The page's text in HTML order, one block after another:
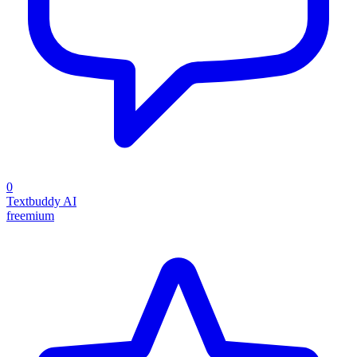
0
Textbuddy AI
freemium